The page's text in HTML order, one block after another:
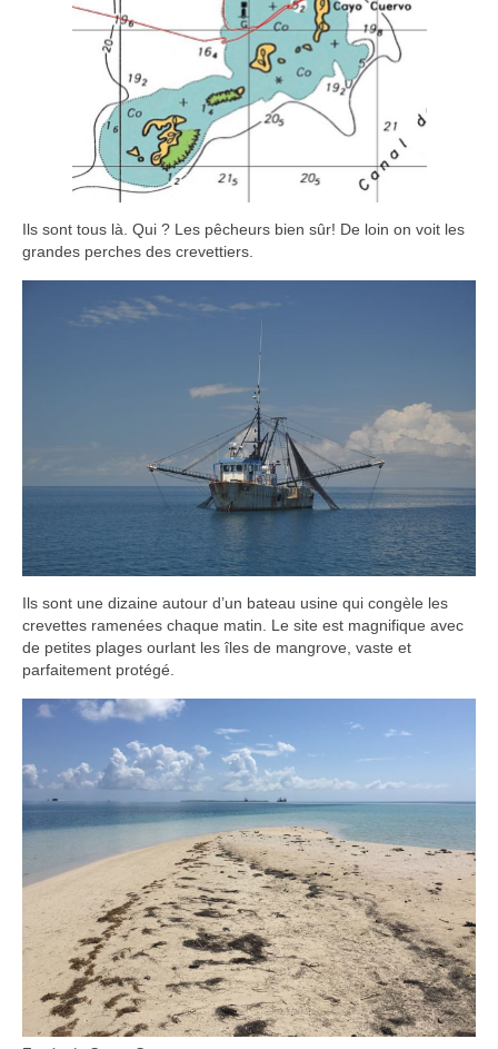
Ils sont tous là. Qui ? Les pêcheurs bien sûr! De loin on voit les
grandes perches des crevettiers.
Ils sont une dizaine autour d’un bateau usine qui congèle les
crevettes ramenées chaque matin. Le site est magnifique avec
de petites plages ourlant les îles de mangrove, vaste et
parfaitement protégé.